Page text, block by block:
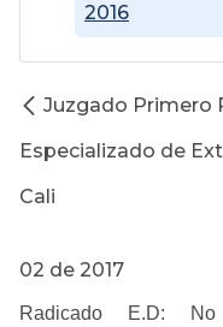
2016
Juzgado Primero
Especializado de
Cali
02 de 2017
Radicado E.D: